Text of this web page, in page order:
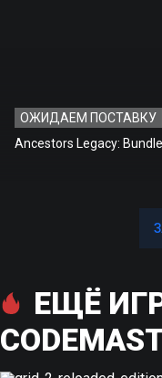
ОЖИДАЕМ ПОСТАВКУ
Ancestors Legacy: Bundle
ЕЩЁ